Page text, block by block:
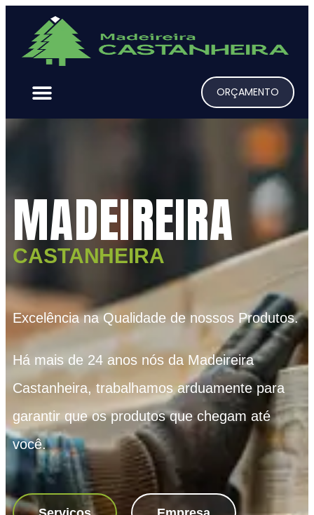
ORÇAMENTO
MADEIREIRA
CASTANHEIRA
Excelência na Qualidade de nossos Produtos.
Há mais de 24 anos nós da Madeireira
Castanheira, trabalhamos arduamente para
garantir que os produtos que chegam até
você.